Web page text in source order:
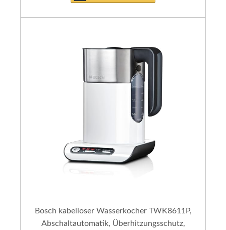
Bosch kabelloser Wasserkocher TWK8611P,
Abschaltautomatik, Überhitzungsschutz,